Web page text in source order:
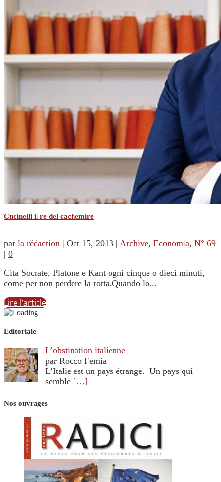
Cucinelli il re del cachemire
par la rédaction | Oct 15, 2013 | Archive, Economia, N° 69
| 0
Cita Socrate, Platone e Kant ogni cinque o dieci minuti,
come per non perdere la rotta.Quando lo...
Lire l’article
Editoriale
L’obstination italienne
par Rocco Femia
L’Italie est un pays étrange. Un pays qui
semble […]
Nos ouvrages